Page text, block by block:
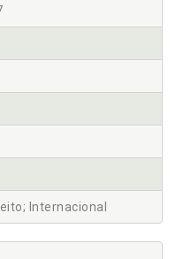
Internacional